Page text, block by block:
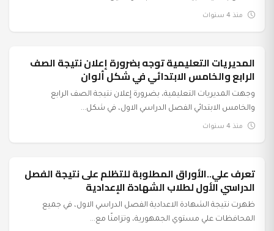
منذ 4 سنوات
عرب وعالم
المديريات التعليمية توجه بضرورة إعلان نتيجة الصف
الرابع والخامس الابتدائي في شكل ألوان
وجهت المديريات التعليمية، بضرورة إعلان نتيجة الصف الرابع
والخامس الابتدائي الفصل الدراسي الاول، في شكل...
منذ 4 سنوات
عرب وعالم
تعرف علي..الأوراق المطلوبة للتظلم على نتيجة الفصل
الدراسي الأول لطلاب الشهادة الإعدادية
ظهرت نتيجة الشهادة الاعدادية الفصل الدراسي الاول، في جميع
المحافظات علي مستوي الجمهورية، وتزامنًا مع...